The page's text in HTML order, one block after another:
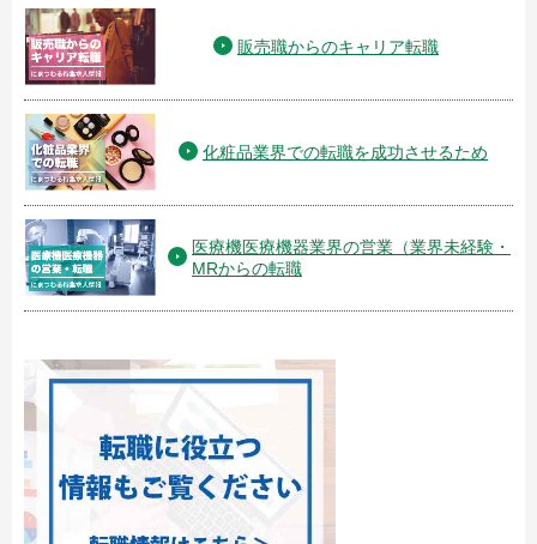
販売職からのキャリア転職
化粧品業界での転職を成功させるため
医療機医療機器業界の営業（業界未経験・
MRからの転職